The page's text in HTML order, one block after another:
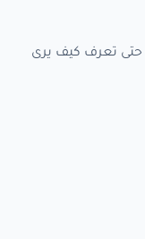
حتى تعرف كيف يرى